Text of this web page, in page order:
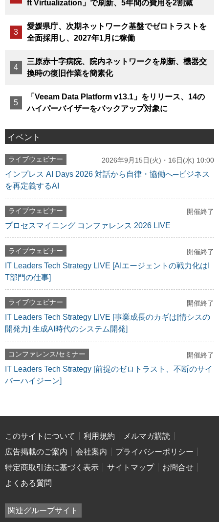
ft Virtualization」で刷新、5年間の費用を2割減
愛媛県庁、次期ネットワーク基盤でゼロトラストを
全面採用し、2027年1月に稼働
三原赤十字病院、院内ネットワークを刷新、機器交
換時の復旧作業を簡素化
「Veeam Data Platform v13.1」をリリース、14の
ハイパーバイザーをバックアップ対象に
イベント
ライブウェビナー 2026年9月15日(火)・16日(水) 10:00
インプレス AI Days 2026 対話から自律・協働へ─ビジネス
を再定義するAI
ライブウェビナー 開催終了
プロセスマイニング コンファレンス 2026 LIVE
ライブウェビナー 開催終了
IT Leaders Tech Strategy LIVE [AIエージェントの戦力化はI
T部門の仕事]
ライブウェビナー 開催終了
IT Leaders Tech Strategy LIVE [事業成長のカギは[情シスの
開発力] 生成AI時代のシステム開発]
コンファレンス/セミナー 開催終了
IT Leaders Tech Strategy [前提のゼロトラスト、不断のサイ
バーハイジーン]
このサイトについて 利用規約
メルマガ購読
広告掲載のご案内
会社案内
プライバシーポリシー
特定商取引法に基づく表示
サイトマップ
お問合せ
よくある質問
関連グループサイト